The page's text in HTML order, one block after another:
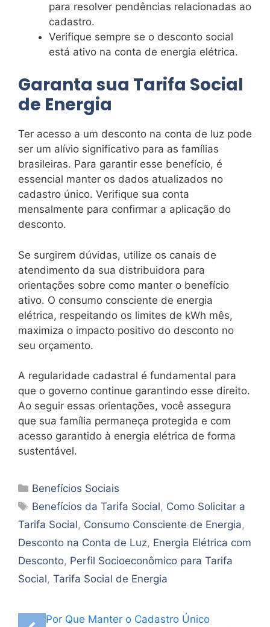
para resolver pendências relacionadas ao
cadastro.
Verifique sempre se o desconto social
está ativo na conta de energia elétrica.
Garanta sua Tarifa Social
de Energia
Ter acesso a um desconto na conta de luz pode
ser um alívio significativo para as famílias
brasileiras. Para garantir esse benefício, é
essencial manter os dados atualizados no
cadastro único. Verifique sua conta
mensalmente para confirmar a aplicação do
desconto.
Se surgirem dúvidas, utilize os canais de
atendimento da sua distribuidora para
orientações sobre como manter o benefício
ativo. O consumo consciente de energia
elétrica, respeitando os limites de kWh mês,
maximiza o impacto positivo do desconto no
seu orçamento.
A regularidade cadastral é fundamental para
que o governo continue garantindo esse direito.
Ao seguir essas orientações, você assegura
que sua família permaneça protegida e com
acesso garantido à energia elétrica de forma
sustentável.
Categorias
Benefícios Sociais
Tags
Benefícios da Tarifa Social, Como Solicitar a
Tarifa Social, Consumo Consciente de Energia,
Desconto na Conta de Luz, Energia Elétrica com
Desconto, Perfil Socioeconômico para Tarifa
Social, Tarifa Social de Energia
Por Que Manter o Cadastro Único